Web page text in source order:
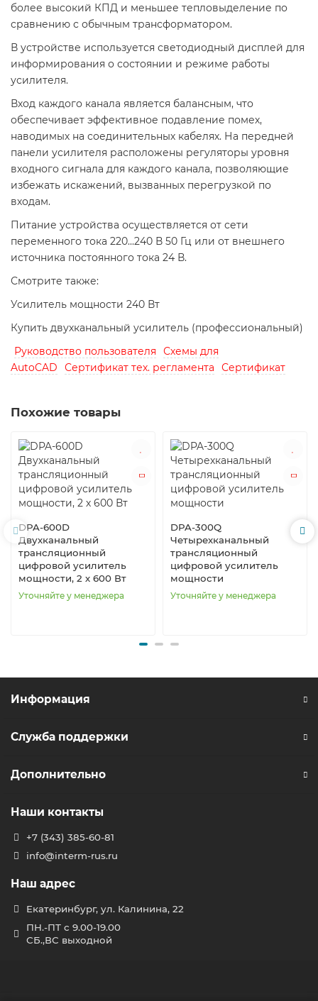
более высокий КПД и меньшее тепловыделение по
сравнению с обычным трансформатором.
В устройстве используется светодиодный дисплей для
информирования о состоянии и режиме работы
усилителя.
Вход каждого канала является балансным, что
обеспечивает эффективное подавление помех,
наводимых на соединительных кабелях. На передней
панели усилителя расположены регуляторы уровня
входного сигнала для каждого канала, позволяющие
избежать искажений, вызванных перегрузкой по
входам.
Питание устройства осуществляется от сети
переменного тока 220...240 В 50 Гц или от внешнего
источника постоянного тока 24 В.
Смотрите также:
Усилитель мощности 240 Вт
Купить двухканальный усилитель (профессиональный)
Руководство пользователя
Схемы для
AutoCAD
Сертификат тех. регламента Сертификат
Похожие товары
DPA-600D
Двухканальный
трансляционный
цифровой усилитель
мощности, 2 х 600 Вт
Уточняйте у менеджера
DPA-300Q
Четырехканальный
трансляционный
цифровой усилитель
мощности
Уточняйте у менеджера
Информация
Служба поддержки
Дополнительно
Наши контакты
+7 (343) 385-60-81
info@interm-rus.ru
Наш адрес
Екатеринбург, ул. Калинина, 22
ПН.-ПТ с 9.00-19.00
СБ.,ВС выходной